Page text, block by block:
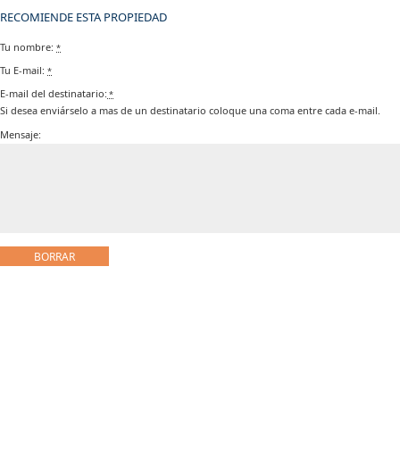
RECOMIENDE ESTA PROPIEDAD
Tu nombre: *
Tu E-mail: *
E-mail del destinatario: *
Si desea enviárselo a mas de un destinatario coloque una coma entre cada e-mail.
Mensaje: